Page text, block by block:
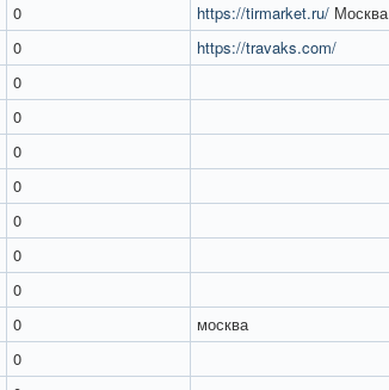
0 https://tirmarket.ru/ Москва
0 https://travaks.com/
0
0
0
0
0
0
0
0 москва
0